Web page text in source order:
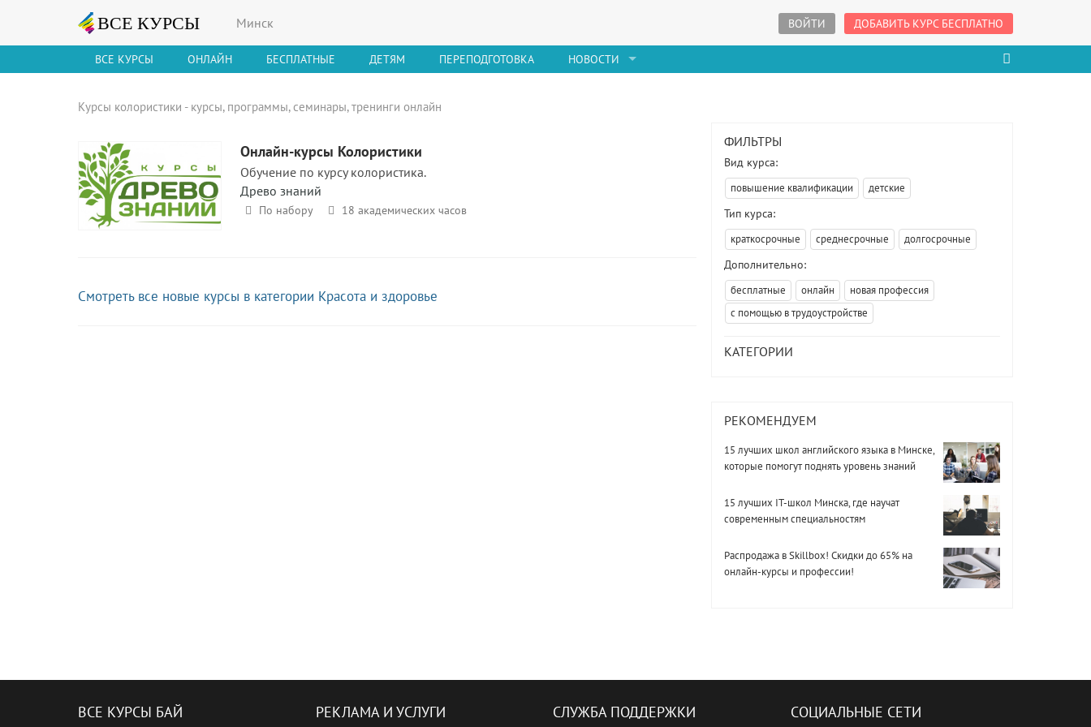
Минск ВОЙТИ ДОБАВИТЬ КУРС БЕСПЛАТНО
ВСЕ КУРСЫ ОНЛАЙН БЕСПЛАТНЫЕ ДЕТЯМ ПЕРЕПОДГОТОВКА НОВОСТИ
Курсы колористики - курсы, программы, семинары, тренинги онлайн
Онлайн-курсы Колористики
Обучение по курсу колористика.
Древо знаний
По набору 18 академических часов
Смотреть все новые курсы в категории Красота и здоровье
ФИЛЬТРЫ
Вид курса:
повышение квалификации детские
Тип курса:
краткосрочные среднесрочные долгосрочные
Дополнительно:
бесплатные онлайн
новая профессия
с помощью в трудоустройстве
КАТЕГОРИИ
РЕКОМЕНДУЕМ
15 лучших школ английского языка в Минске,
которые помогут поднять уровень знаний
15 лучших IT-школ Минска, где научат
современным специальностям
Распродажа в Skillbox! Скидки до 65% на
онлайн-курсы и профессии!
ВСЕ КУРСЫ БАЙ РЕКЛАМА И УСЛУГИ СЛУЖБА ПОДДЕРЖКИ СОЦИАЛЬНЫЕ СЕТИ